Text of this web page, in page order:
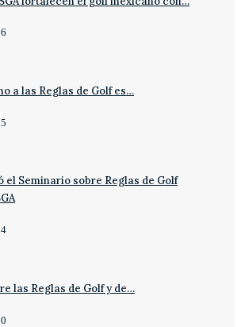
a las Reglas de Golf es…
el Seminario sobre Reglas de Golf
las Reglas de Golf y de…